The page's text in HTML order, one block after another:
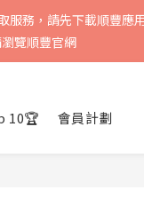
料以確保收到送貨通
務，請先下載順豐
覽順豐官網
10🏆 會員計劃